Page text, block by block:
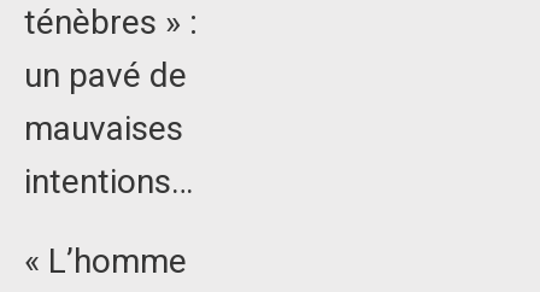
ténèbres » :
un pavé de
mauvaises
intentions…
« L’homme